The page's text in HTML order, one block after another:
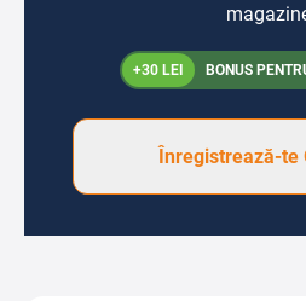
+30 LEI BONUS
Înregistrează-te